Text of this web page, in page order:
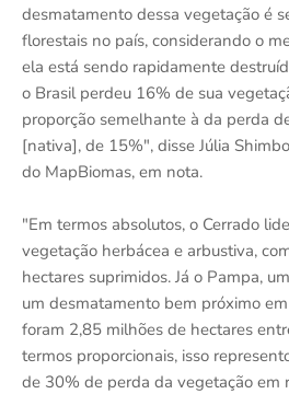
desmatamento dessa vegetação é
florestais no país, considerando o
ela está sendo rapidamente
o Brasil perdeu 16% de sua
proporção semelhante à da perda
[nativa], de 15%", disse Júlia
do MapBiomas, em nota.
"Em termos absolutos, o Cerrado
vegetação herbácea e arbustiva,
hectares suprimidos. Já o Pampa,
um desmatamento bem próximo
foram 2,85 milhões de hectares
termos proporcionais, isso
de 30% de perda da vegetação em